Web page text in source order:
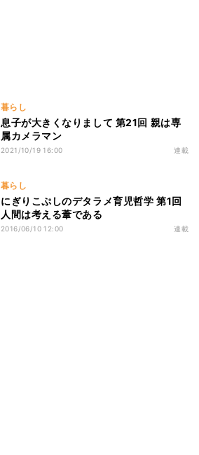
暮らし
息子が大きくなりまして 第21回 親は専
属カメラマン
2021/10/19 16:00 連載
暮らし
にぎりこぷしのデタラメ育児哲学 第1回
人間は考える葦である
2016/06/10 12:00 連載